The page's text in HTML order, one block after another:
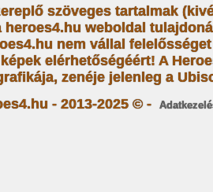
szöveges tartalmak
heroes4.hu weboldal
nem vállal
elérhetőségéért! A
zenéje jelenleg a
- 2013-2025 © -